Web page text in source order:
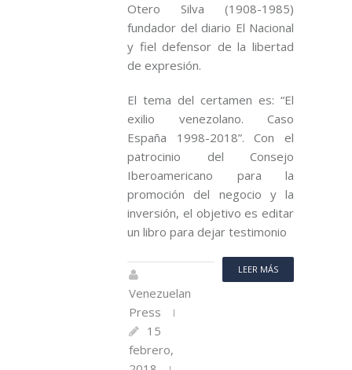
Otero Silva (1908-1985)
fundador del diario El Nacional
y fiel defensor de la libertad
de expresión.
El tema del certamen es: “El
exilio venezolano. Caso
España 1998-2018”. Con el
patrocinio del Consejo
Iberoamericano para la
promoción del negocio y la
inversión, el objetivo es editar
un libro para dejar testimonio
LEER MÁS
Venezuelan
Press
15
febrero,